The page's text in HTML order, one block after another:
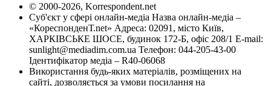
© 2000-2026, Korrespondent.net
Суб'єкт у сфері онлайн-медіа Назва онлайн-медіа –
«КореспонденТ.net» Адреса: 02091, місто Київ,
ХАРКІВСЬКЕ ШОСЕ, будинок 172-Б, офіс 208/1 E-mail:
sunlight@mediadim.com.ua Телефон: 044-205-43-00
Ідентифікатор медіа – R40-06068
Використання будь-яких матеріалів, розміщених на
сайті, дозволяється за умови посилання на